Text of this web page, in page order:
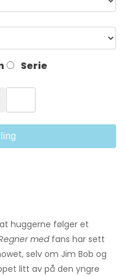
Serie
huggerne følger et
med fans har sett
selv om Jim Bob og
litt av på den yngre